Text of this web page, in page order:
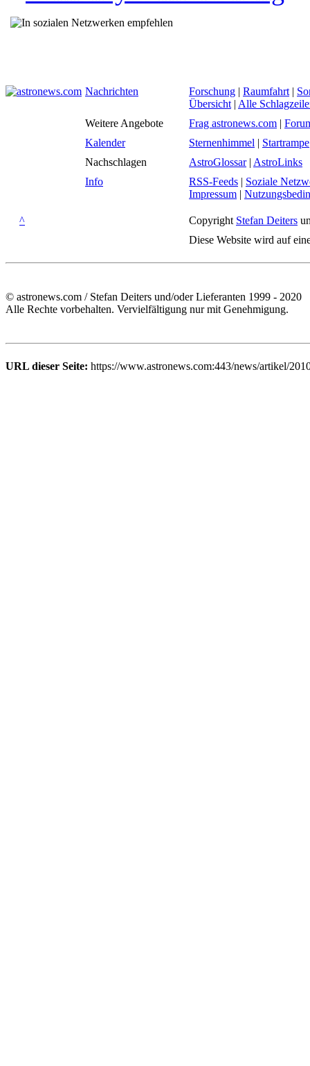
Nachrichten Forschung | Raumfahrt |
Übersicht | Alle
Weitere Angebote
Frag astronews.com |
Kalender
Sternenhimmel | Startrampe
Nachschlagen
AstroGlossar| AstroLinks
Info
RSS-Feeds | Soziale
Impressum |
^ Copyright Stefan Deiters
Diese Website wird auf
© astronews.com / Stefan Deiters und/oder Lieferanten 1999 - 2020
Alle Rechte vorbehalten. Vervielfältigung nur mit Genehmigung.
URL dieser Seite: https://www.astronews.com:443/news/artikel/